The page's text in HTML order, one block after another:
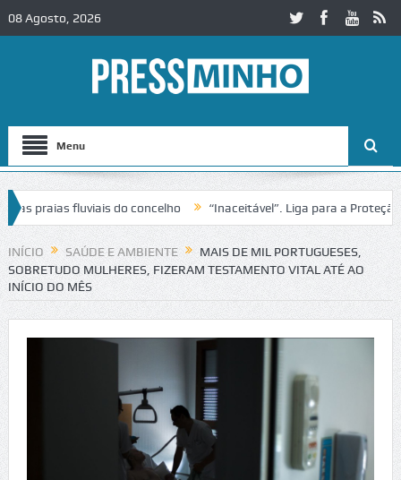
08 Agosto, 2026
Menu
fluviais do concelho “Inaceitável”. Liga para a Proteção da
de trânsito no IC2 em Alcobaça Igreja do Castelo de Cerveira
INÍCIO SAÚDE E AMBIENTE
MAIS DE MIL PORTUGUESES,
SOBRETUDO MULHERES, FIZERAM TESTAMENTO VITAL ATÉ AO
INÍCIO DO MÊS